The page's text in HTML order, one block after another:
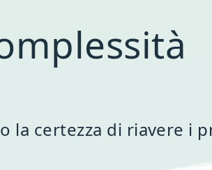
la certezza di riavere i